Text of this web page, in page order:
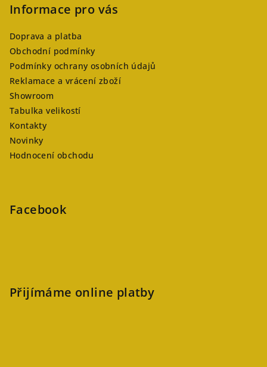
Informace pro vás
Doprava a platba
Obchodní podmínky
Podmínky ochrany osobních údajů
Reklamace a vrácení zboží
Showroom
Tabulka velikostí
Kontakty
Novinky
Hodnocení obchodu
Facebook
Přijímáme online platby